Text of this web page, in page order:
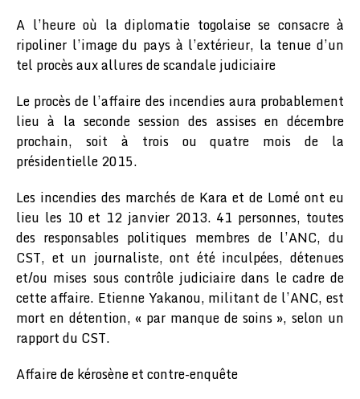
A l’heure où la diplomatie togolaise se consacre à
ripoliner l’image du pays à l’extérieur, la tenue d’un
tel procès aux allures de scandale judiciaire
Le procès de l’affaire des incendies aura probablement
lieu à la seconde session des assises en décembre
prochain, soit à trois ou quatre mois de la
présidentielle 2015.
Les incendies des marchés de Kara et de Lomé ont eu
lieu les 10 et 12 janvier 2013. 41 personnes, toutes
des responsables politiques membres de l’ANC, du
CST, et un journaliste, ont été inculpées, détenues
et/ou mises sous contrôle judiciaire dans le cadre de
cette affaire. Etienne Yakanou, militant de l’ANC, est
mort en détention, « par manque de soins », selon un
rapport du CST.
Affaire de kérosène et contre-enquête